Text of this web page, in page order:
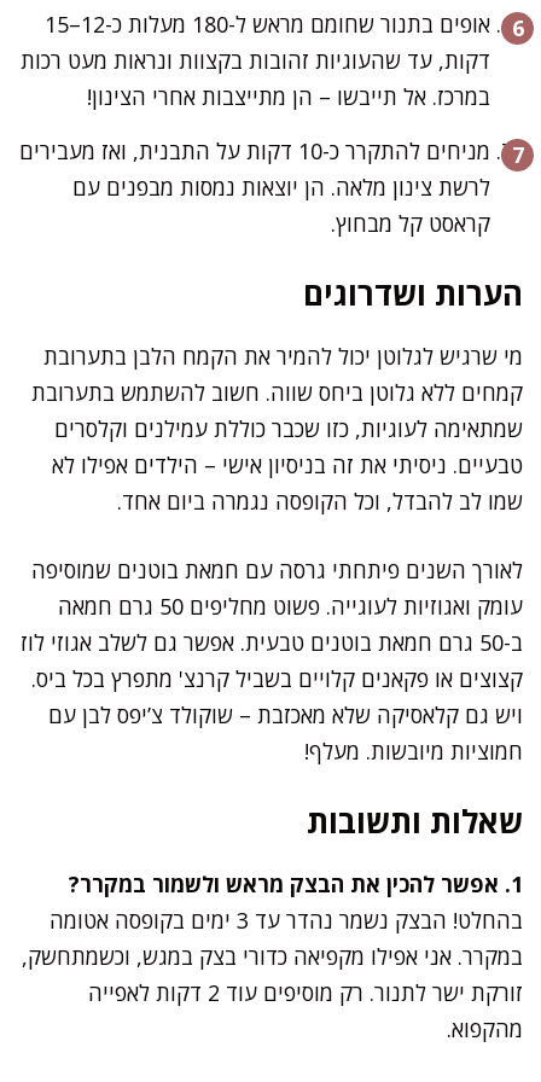
אופים בתנור שחומם מראש ל-180 מעלות כ-12–15
דקות, עד שהעוגיות זהובות בקצוות ונראות מעט רכות
במרכז. אל תייבשו – הן מתייצבות אחרי הצינון!
מניחים להתקרר כ-10 דקות על התבנית, ואז מעבירים
לרשת צינון מלאה. הן יוצאות נמסות מבפנים עם
קראסט קל מבחוץ.
הערות ושדרוגים
מי שרגיש לגלוטן יכול להמיר את הקמח הלבן בתערובת
קמחים ללא גלוטן ביחס שווה. חשוב להשתמש בתערובת
שמתאימה לעוגיות, כזו שכבר כוללת עמילנים וקלסרים
טבעיים. ניסיתי את זה בניסיון אישי – הילדים אפילו לא
שמו לב להבדל, וכל הקופסה נגמרה ביום אחד.
לאורך השנים פיתחתי גרסה עם חמאת בוטנים שמוסיפה
עומק ואגוזיות לעוגייה. פשוט מחליפים 50 גרם חמאה
ב-50 גרם חמאת בוטנים טבעית. אפשר גם לשלב אגוזי לוז
קצוצים או פקאנים קלויים בשביל קרנצ' מתפרץ בכל ביס.
ויש גם קלאסיקה שלא מאכזבת – שוקולד צ’יפס לבן עם
חמוציות מיובשות. מעלף!
שאלות ותשובות
1. אפשר להכין את הבצק מראש ולשמור במקרר?
בהחלט! הבצק נשמר נהדר עד 3 ימים בקופסה אטומה
במקרר. אני אפילו מקפיאה כדורי בצק במגש, וכשמתחשק,
זורקת ישר לתנור. רק מוסיפים עוד 2 דקות לאפייה
מהקפוא.